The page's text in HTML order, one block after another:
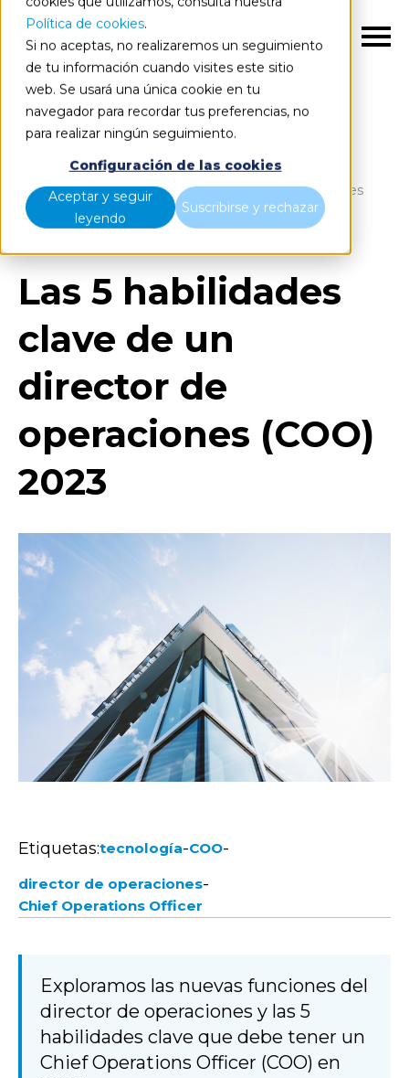
Política de cookies.
Si no aceptas, no realizaremos un seguimiento
de tu información cuando visites este sitio
web. Se usará una única cookie en tu
navegador para recordar tus preferencias, no
para realizar ningún seguimiento.
Configuración de las cookies
Aceptar y seguir
leyendo
Suscribirse y rechazar
ES
Las 5 habilidades clave de un director de operaciones
(COO) 2023
Las 5 habilidades
clave de un
director de
operaciones (COO)
2023
Etiquetas:tecnología-COO-
director de operaciones-
Chief Operations Officer
Exploramos las nuevas funciones del
director de operaciones y las 5
habilidades clave que debe tener un
Chief Operations Officer (COO) en